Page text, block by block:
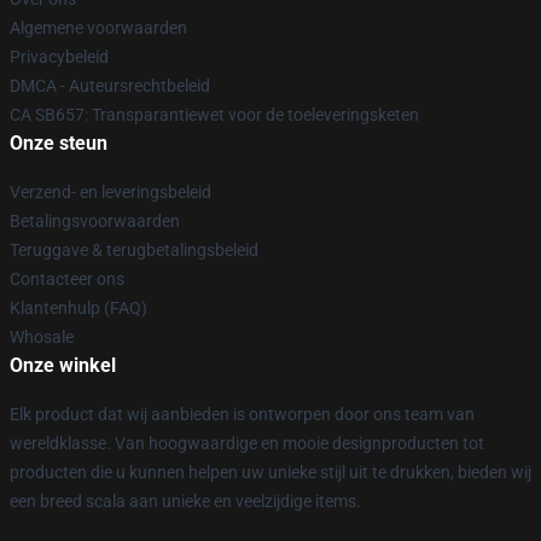
Algemene voorwaarden
Privacybeleid
DMCA - Auteursrechtbeleid
CA SB657: Transparantiewet voor de toeleveringsketen
Onze steun
Verzend- en leveringsbeleid
Betalingsvoorwaarden
Teruggave & terugbetalingsbeleid
Contacteer ons
Klantenhulp (FAQ)
Whosale
Onze winkel
Elk product dat wij aanbieden is ontworpen door ons team van
wereldklasse. Van hoogwaardige en mooie designproducten tot
producten die u kunnen helpen uw unieke stijl uit te drukken, bieden wij
een breed scala aan unieke en veelzijdige items.